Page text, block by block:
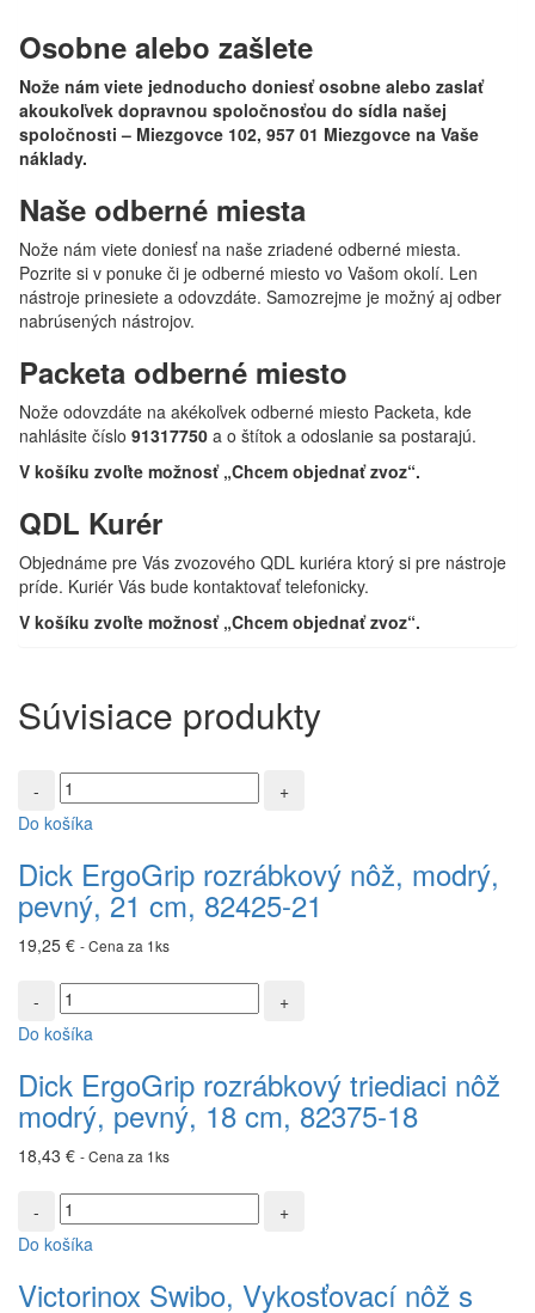
Osobne alebo zašlete
Nože nám viete jednoducho doniesť osobne alebo zaslať
akoukoľvek dopravnou spoločnosťou do sídla našej
spoločnosti – Miezgovce 102, 957 01 Miezgovce na Vaše
náklady.
Naše odberné miesta
Nože nám viete doniesť na naše zriadené odberné miesta.
Pozrite si v ponuke či je odberné miesto vo Vašom okolí. Len
nástroje prinesiete a odovzdáte. Samozrejme je možný aj odber
nabrúsených nástrojov.
Packeta odberné miesto
Nože odovzdáte na akékoľvek odberné miesto Packeta, kde
nahlásite číslo 91317750 a o štítok a odoslanie sa postarajú.
V košíku zvoľte možnosť „Chcem objednať zvoz“.
QDL Kurér
Objednáme pre Vás zvozového QDL kuriéra ktorý si pre nástroje
príde. Kuriér Vás bude kontaktovať telefonicky.
V košíku zvoľte možnosť „Chcem objednať zvoz“.
Súvisiace produkty
množstvo
Dick
ErgoGrip
nôž,
modrý,
pevný,
21
82425-
21
Do košíka
Dick ErgoGrip rozrábkový nôž, modrý,
pevný, 21 cm, 82425-21
19,25 € - Cena za 1ks
množstvo
Dick
ErgoGrip
triediaci
nôž
modrý,
pevný,
cm,
82375-
18
Do košíka
Dick ErgoGrip rozrábkový triediaci nôž
modrý, pevný, 18 cm, 82375-18
18,43 € - Cena za 1ks
množstvo
Victorinox
Swibo,
nôž
Do košíka
Victorinox Swibo, Vykosťovací nôž s